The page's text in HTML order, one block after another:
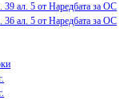
39 ал. 5 от Наредбата за ОС
36 ал. 5 от Наредбата за ОС